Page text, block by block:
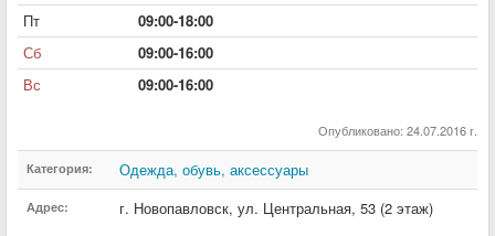
Пт
09:00-18:00
Сб
09:00-16:00
Вс
09:00-16:00
Опубликовано: 24.07.2016 г.
Категория: Одежда, обувь, аксессуары
Адрес: г. Новопавловск, ул. Центральная, 53 (2 этаж)